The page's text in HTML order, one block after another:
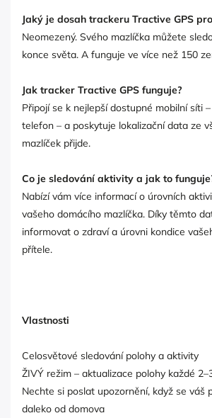
Jaký je dosah trackeru Tractive GPS
Neomezený. Svého mazlíčka můžete
konce světa. A funguje ve více než 150
Jak tracker Tractive GPS funguje?
Připojí se k nejlepší dostupné mobilní síti
telefon – a poskytuje lokalizační data ze
mazlíček přijde.
Co je sledování aktivity a jak to
Nabízí vám více informací o úrovních
vašeho domácího mazlíčka. Díky těmto
informovat o zdraví a úrovni kondice
přítele.
Vlastnosti
Celosvětové sledování polohy a aktivity
ŽIVÝ režim – aktualizace polohy každé
Nechte si poslat upozornění, když se váš
daleko od domova